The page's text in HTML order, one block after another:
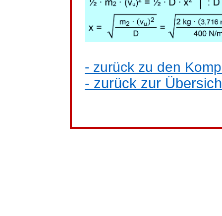
- zurück zu den
- zurück zur